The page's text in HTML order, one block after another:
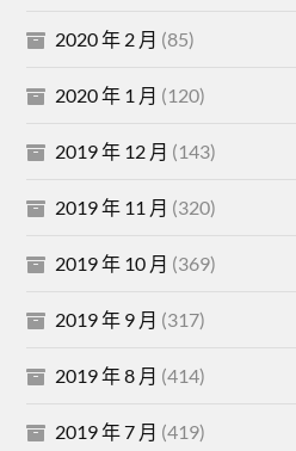
2020 年 2 月 (85)
2020 年 1 月 (120)
2019 年 12 月 (143)
2019 年 11 月 (320)
2019 年 10 月 (369)
2019 年 9 月 (317)
2019 年 8 月 (414)
2019 年 7 月 (419)